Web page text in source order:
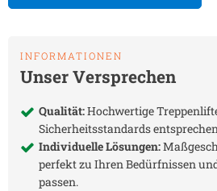
INFORMATIONEN
Unser Versprechen
Qualität:Hochwertige
Sicherheitsstandards
Individuelle Lösungen:
perfekt zu Ihren Bedürfnissen
passen.